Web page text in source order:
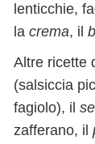
lenticchie,
la crema, il
Altre ricette
(salsiccia
fagiolo), il
zafferano, il